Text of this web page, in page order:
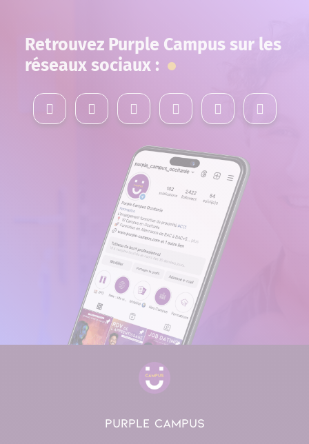
Retrouvez Purple Campus sur les
réseaux sociaux :
PURPLE CAMPUS